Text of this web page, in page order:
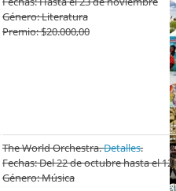
Género: Literatura
Premio: $20.000,00
The World Orchestra.Detalles.
Fechas: Del 22 de octubre hasta el
Género: Música